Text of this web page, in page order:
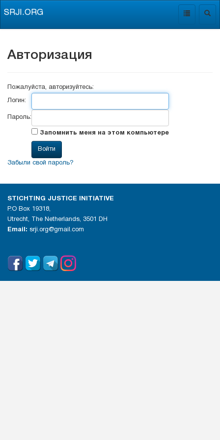
Toggle
SRJI.ORG
Авторизация
Пожалуйста, авторизуйтесь:
Логин:
Пароль:
Запомнить меня на этом компьютере
Забыли свой пароль?
STICHTING JUSTICE INITIATIVE
P.O Box 19318,
Utrecht, The Netherlands, 3501 DH
Email: srji.org@gmail.com